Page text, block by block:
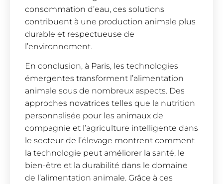
consommation d’eau, ces solutions
contribuent à une production animale plus
durable et respectueuse de
l’environnement.
En conclusion, à Paris, les technologies
émergentes transforment l’alimentation
animale sous de nombreux aspects. Des
approches novatrices telles que la nutrition
personnalisée pour les animaux de
compagnie et l’agriculture intelligente dans
le secteur de l’élevage montrent comment
la technologie peut améliorer la santé, le
bien-être et la durabilité dans le domaine
de l’alimentation animale. Grâce à ces